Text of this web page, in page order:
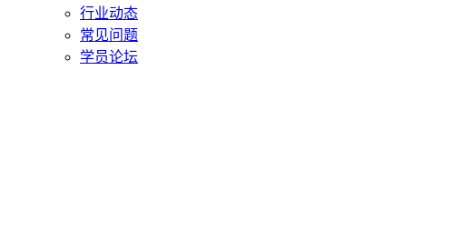
行业动态
常见问题
学员论坛